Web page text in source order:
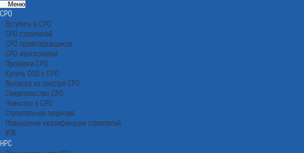
Меню
СРО
Вступить в СРО
СРО строителей
СРО проектировщиков
СРО изыскателей
Проверки СРО
Купить ООО с СРО
Выписка из реестра СРО
Свидетельство СРО
Членство в СРО
Строительная лицензия
Повышение квалификации строителей
УПК
НРС